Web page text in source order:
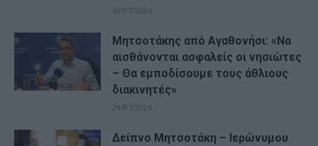
30/07/2026
Μητσοτάκης από Αγαθονήσι: «Να
αισθάνονται ασφαλείς οι νησιώτες
– Θα εμποδίσουμε τους άθλιους
διακινητές»
29/07/2026
Δείπνο Μητσοτάκη – Ιερώνυμου